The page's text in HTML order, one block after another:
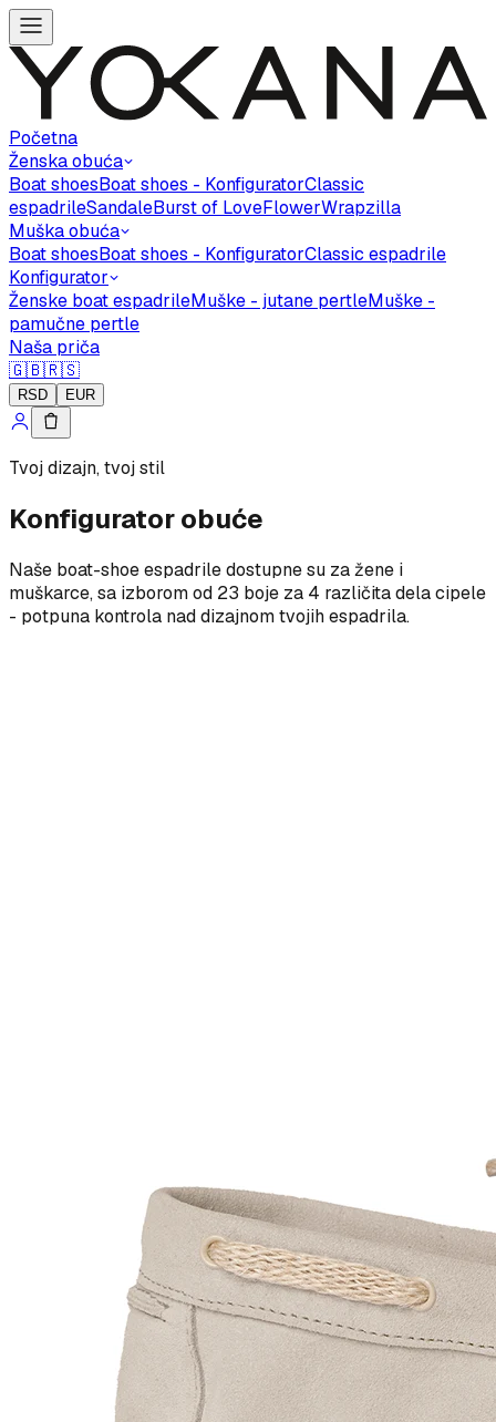
Početna
Ženska obuća
Boat shoesBoat shoes - KonfiguratorClassic
espadrileSandaleBurst of LoveFlowerWrapzilla
Muška obuća
Boat shoesBoat shoes - KonfiguratorClassic espadrile
Konfigurator
Ženske boat espadrileMuške - jutane pertleMuške -
pamučne pertle
Naša priča
🇬🇧🇷🇸
RSD EUR
Tvoj dizajn, tvoj stil
Konfigurator obuće
Naše boat-shoe espadrile dostupne su za žene i
muškarce, sa izborom od 23 boje za 4 različita dela cipele
- potpuna kontrola nad dizajnom tvojih espadrila.